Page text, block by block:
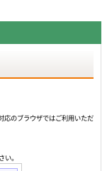
のブラウザではご利用いただ
。